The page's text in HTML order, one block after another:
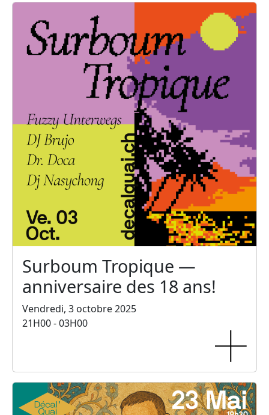
Surboum Tropique —
anniversaire des 18 ans!
Vendredi, 3 octobre 2025
21H00 - 03H00